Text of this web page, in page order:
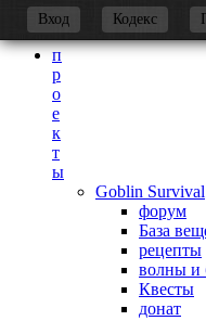
Вход Кодекс
п
р
о
е
к
т
ы
Goblin Survival
форум
База
рецепты
волны и
Квесты
донат